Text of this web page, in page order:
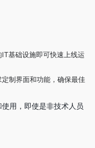
基础设施即可快速上线运
制界面和功能，确保最佳
用，即使是非技术人员